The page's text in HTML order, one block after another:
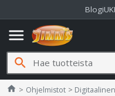
Blogi
menu
search
home Jimms.fi
Ohjelmistot